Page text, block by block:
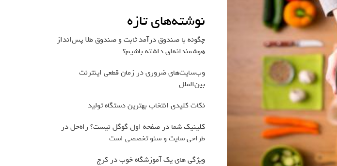
نوشته‌های تازه
چگونه با صندوق درآمد ثابت و صندوق طلا پس‌انداز
هوشمندانه‌ای داشته باشیم؟
وب‌سایت‌های ضروری در زمان قطعی اینترنت
بین‌الملل
نکات کلیدی انتخاب بهترین دستگاه تولید
کلینیک شما در صفحه اول گوگل نیست؟ راه‌حل در
طراحی سایت و سئو تخصصی است
ویژگی های یک آموزشگاه خوب در کرج